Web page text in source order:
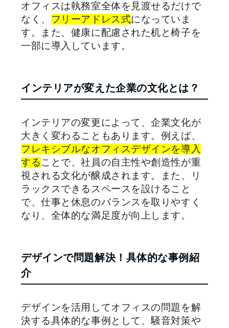
オフィスは執務室全体を見渡せるだけで
なく、
フリーアドレス式になっていま
す。また、健康に配慮された机と椅子を
一部に導入しています。
インテリアが変えた企業の文化とは？
インテリアの変更によって、企業文化が
大きく変わることもあります。例えば、
フレキシブルなオフィスデザインを導入
することで、社員の自主性や創造性が重
視される文化が醸成されます。また、リ
ラックスできるスペースを設けること
で、仕事と休息のバランスを取りやすく
なり、全体的な満足度が向上します。
デザインで問題解決！具体的な事例紹
介
デザインを活用してオフィスの問題を解
決する具体的な事例として、騒音対策や